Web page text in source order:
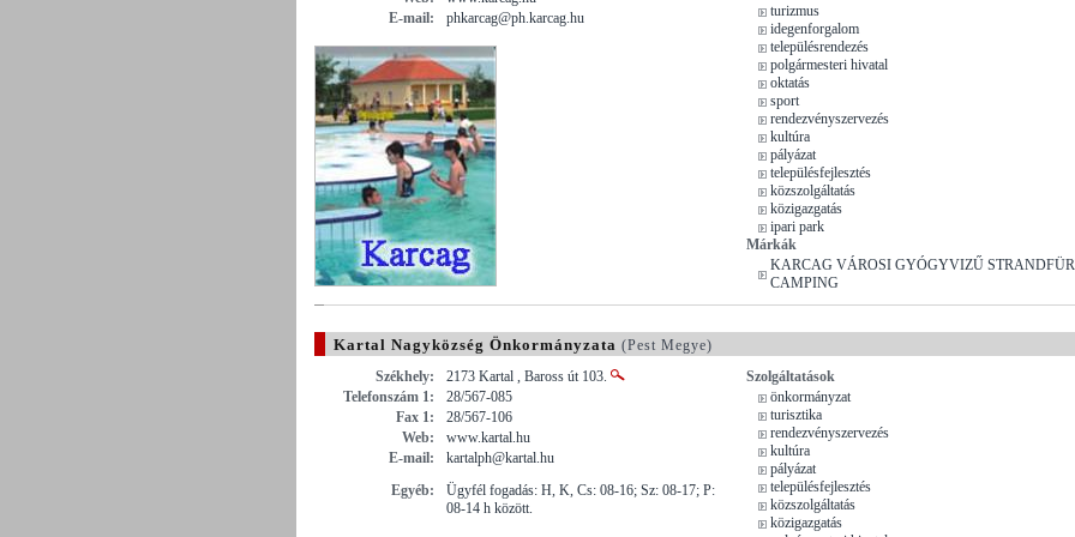
E-mail:
phkarcag@ph.karcag.hu
turizmus
idegenforgalom
településrendezés
polgármesteri hivatal
oktatás
sport
rendezvényszervezés
kultúra
pályázat
településfejlesztés
közszolgáltatás
közigazgatás
ipari park
Márkák
KARCAG VÁROSI GYÓGYVIZŰ
CAMPING
Kartal Nagyközség Önkormányzata (Pest Megye)
Székhely:
2173 Kartal , Baross út 103.
Telefonszám 1:
28/567-085
Fax 1:
28/567-106
Web:
www.kartal.hu
E-mail:
kartalph@kartal.hu
Egyéb:
Ügyfél fogadás: H, K, Cs: 08-16; Sz: 08-17; P:
08-14 h között.
Szolgáltatások
önkormányzat
turisztika
rendezvényszervezés
kultúra
pályázat
településfejlesztés
közszolgáltatás
közigazgatás